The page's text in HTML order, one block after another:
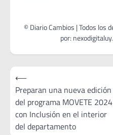
Navegación
de
entradas
⟵
Preparan una nueva edición
del programa MOVETE 2024
con Inclusión en el interior
del departamento